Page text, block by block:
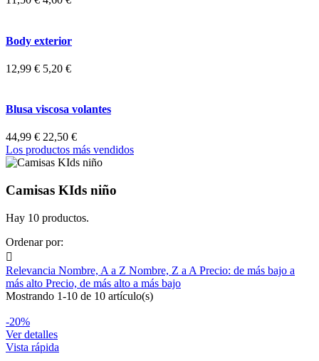
Body exterior
12,99 € 5,20 €
Blusa viscosa volantes
44,99 € 22,50 €
Los productos más vendidos
Camisas KIds niño
Hay 10 productos.
Ordenar por:

Relevancia Nombre, A a Z Nombre, Z a A Precio: de más bajo a
más alto Precio, de más alto a más bajo
Mostrando 1-10 de 10 artículo(s)
-20%
Ver detalles
Vista rápida